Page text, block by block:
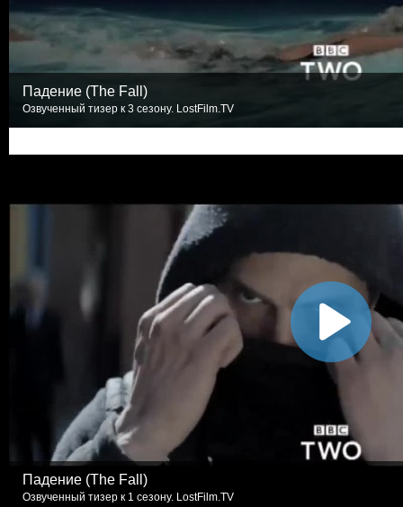
Падение (The Fall)
Озвученный тизер к 3 сезону. LostFilm.TV
Падение (The Fall)
Озвученный тизер к 1 сезону. LostFilm.TV